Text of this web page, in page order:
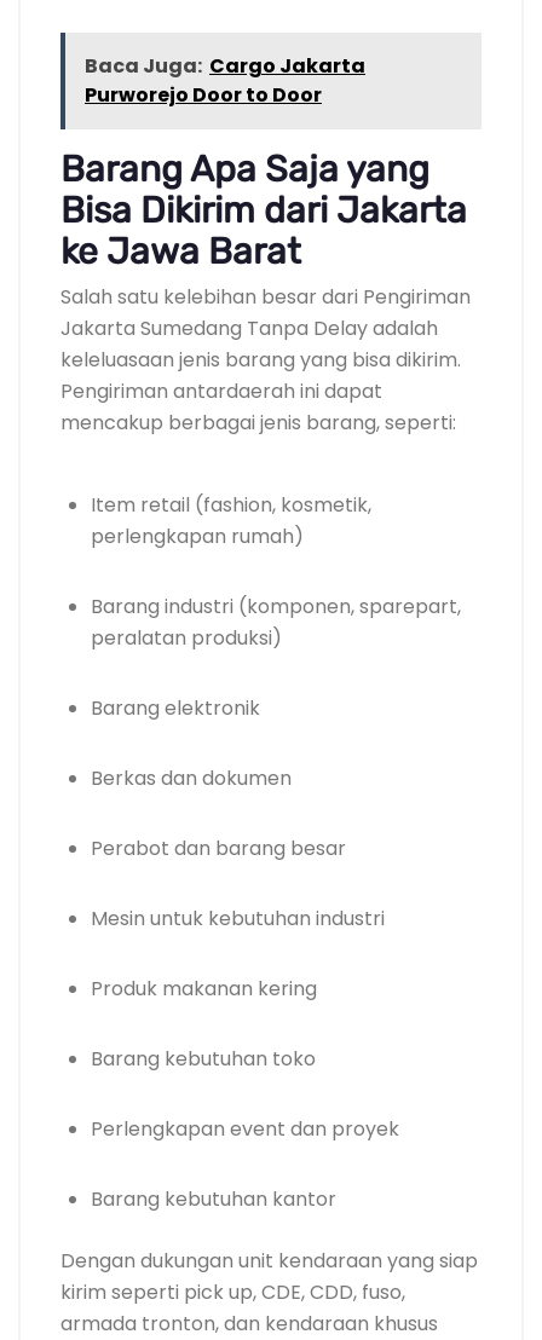
Baca Juga: Cargo Jakarta
Purworejo Door to Door
Barang Apa Saja yang
Bisa Dikirim dari Jakarta
ke Jawa Barat
Salah satu kelebihan besar dari Pengiriman
Jakarta Sumedang Tanpa Delay adalah
keleluasaan jenis barang yang bisa dikirim.
Pengiriman antardaerah ini dapat
mencakup berbagai jenis barang, seperti:
Item retail (fashion, kosmetik,
perlengkapan rumah)
Barang industri (komponen, sparepart,
peralatan produksi)
Barang elektronik
Berkas dan dokumen
Perabot dan barang besar
Mesin untuk kebutuhan industri
Produk makanan kering
Barang kebutuhan toko
Perlengkapan event dan proyek
Barang kebutuhan kantor
Dengan dukungan unit kendaraan yang siap
kirim seperti pick up, CDE, CDD, fuso,
armada tronton, dan kendaraan khusus